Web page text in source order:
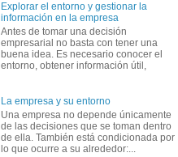
Explorar el entorno y gestionar la
información en la empresa
Antes de tomar una decisión
empresarial no basta con tener una
buena idea. Es necesario conocer el
entorno, obtener información útil,
La empresa y su entorno
Una empresa no depende únicamente
de las decisiones que se toman dentro
de ella. También está condicionada por
lo que ocurre a su alrededor:...